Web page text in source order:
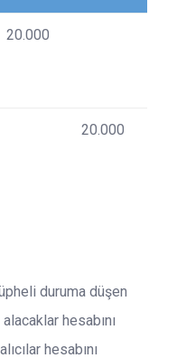
20.000
20.000
duruma düşen
hesabını
hesabını